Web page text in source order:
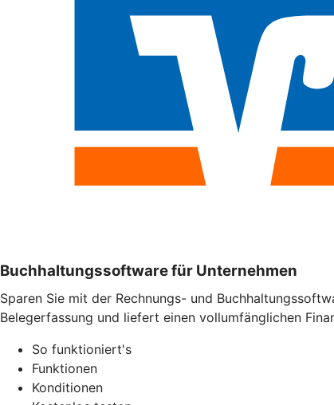
Buchhaltungssoftware für Unternehmen
Sparen Sie mit der Rechnungs- und
Belegerfassung und liefert einen vollumfänglichen
So funktioniert's
Funktionen
Konditionen